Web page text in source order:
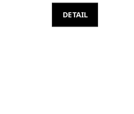
DETAIL